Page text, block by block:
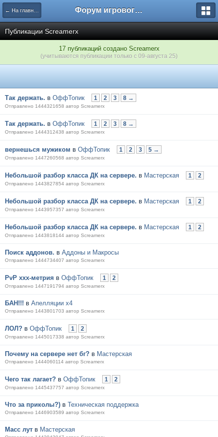
← На главную Форум игрового проекта Riverrise
Публикации Screamerx
17 публикаций создано Screamerx
(учитываются публикации только с 09-августа 25)
Так держать. в ОффТопик 1 2 3 8 →
Отправлено 1444321658 автор Screamerx
Так держать. в ОффТопик 1 2 3 8 →
Отправлено 1444312438 автор Screamerx
вернешься мужиком в ОффТопик 1 2 3 5 →
Отправлено 1447260568 автор Screamerx
Небольшой разбор класса ДК на сервере. в Мастерская 1 2
Отправлено 1443827854 автор Screamerx
Небольшой разбор класса ДК на сервере. в Мастерская 1 2
Отправлено 1443957357 автор Screamerx
Небольшой разбор класса ДК на сервере. в Мастерская 1 2
Отправлено 1443818144 автор Screamerx
Поиск аддонов. в Аддоны и Макросы
Отправлено 1444734407 автор Screamerx
PvP xxx-метрия в ОффТопик 1 2
Отправлено 1447191794 автор Screamerx
БАН!!! в Апелляции х4
Отправлено 1443801703 автор Screamerx
ЛОЛ? в ОффТопик 1 2
Отправлено 1445017338 автор Screamerx
Почему на сервере нет бг? в Мастерская
Отправлено 1444060114 автор Screamerx
Чего так лагает? в ОффТопик 1 2
Отправлено 1445437757 автор Screamerx
Что за приколы?) в Техническая поддержка
Отправлено 1446903589 автор Screamerx
Масс лут в Мастерская